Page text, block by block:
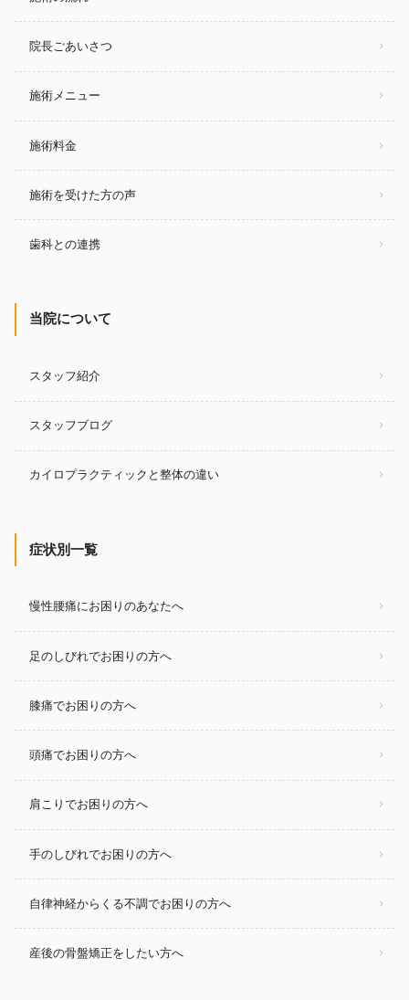
院長ごあいさつ
施術メニュー
施術料金
施術を受けた方の声
歯科との連携
当院について
スタッフ紹介
スタッフブログ
カイロプラクティックと整体の違い
症状別一覧
慢性腰痛にお困りのあなたへ
足のしびれでお困りの方へ
膝痛でお困りの方へ
頭痛でお困りの方へ
肩こりでお困りの方へ
手のしびれでお困りの方へ
自律神経からくる不調でお困りの方へ
産後の骨盤矯正をしたい方へ